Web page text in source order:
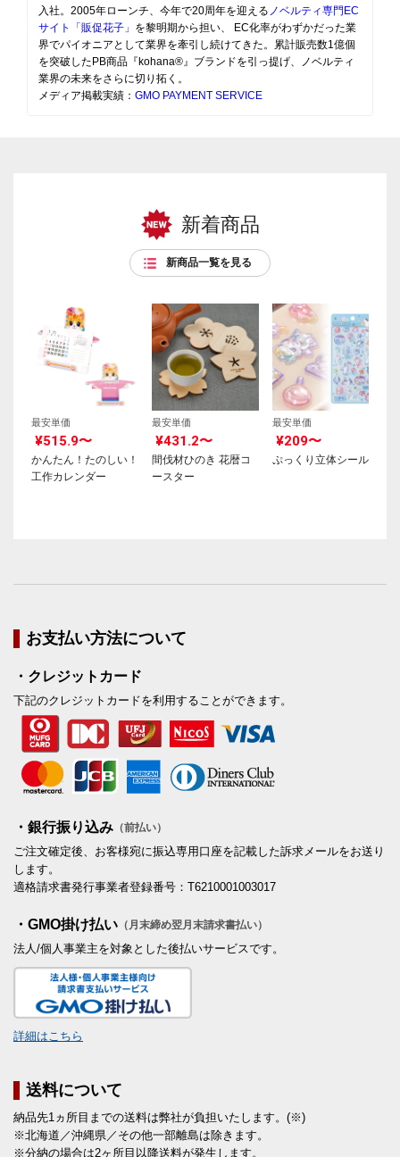
入社。2005年ローンチ、今年で20周年を迎える ノベルティ専門EC
サイト「販促花子」 を黎明期から担い、 EC化率がわずかだった業
界でパイオニアとして業界を牽引し続けてきた。累計販売数1億個
を突破したPB商品『kohana®』ブランドを引っ提げ、ノベルティ
業界の未来をさらに切り拓く。
メディア掲載実績： GMO PAYMENT SERVICE
新着商品
新商品一覧を見る
最安単価
¥515.9〜
かんたん！たのしい！
工作カレンダー
最安単価
¥431.2〜
間伐材ひのき 花暦コ
ースター
最安単価
¥209〜
ぷっくり立体シール
お支払い方法について
・クレジットカード
下記のクレジットカードを利用することができます。
・銀行振り込み （前払い）
ご注文確定後、お客様宛に振込専用口座を記載した訴求メールをお送り
します。
適格請求書発行事業者登録番号：T6210001003017
・GMO掛け払い （月末締め翌月末請求書払い）
法人/個人事業主を対象とした後払いサービスです。
詳細はこちら
送料について
納品先1ヵ所目までの送料は弊社が負担いたします。(※)
※北海道／沖縄県／その他一部離島は除きます。
※分納の場合は2ヶ所目以降送料が発生します。